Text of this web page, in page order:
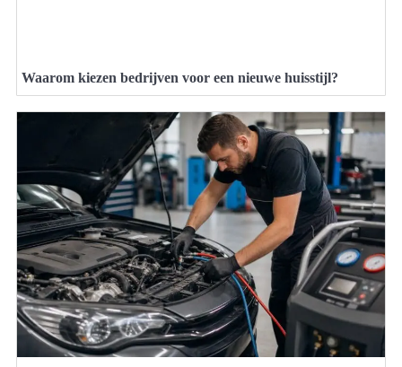
Waarom kiezen bedrijven voor een nieuwe huisstijl?